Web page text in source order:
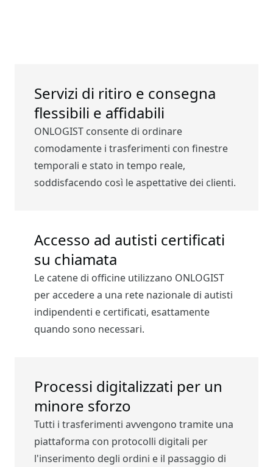
Servizi di ritiro e consegna
flessibili e affidabili
ONLOGIST consente di ordinare
comodamente i trasferimenti con finestre
temporali e stato in tempo reale,
soddisfacendo così le aspettative dei clienti.
Accesso ad autisti certificati
su chiamata
Le catene di officine utilizzano ONLOGIST
per accedere a una rete nazionale di autisti
indipendenti e certificati, esattamente
quando sono necessari.
Processi digitalizzati per un
minore sforzo
Tutti i trasferimenti avvengono tramite una
piattaforma con protocolli digitali per
l'inserimento degli ordini e il passaggio di